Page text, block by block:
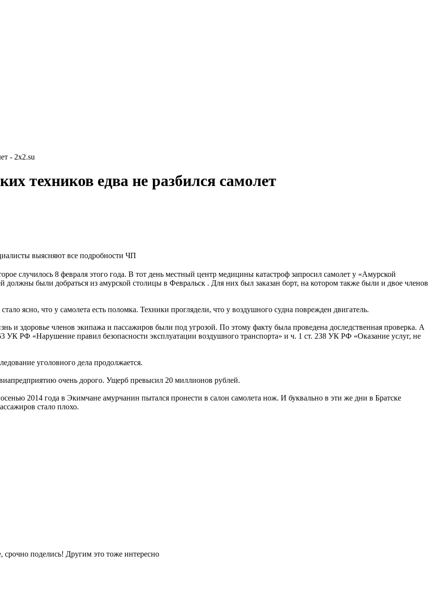
- 2x2.su
техников едва не разбился самолет
выясняют все подробности ЧП
случилось 8 февраля этого года. В тот день местный центр медицины катастроф запросил самолет у «Амурской
были добраться из амурской столицы в Февральск . Для них был заказан борт, на котором также были и двое членов
ясно, что у самолета есть поломка. Техники проглядели, что у воздушного судна поврежден двигатель.
и здоровье членов экипажа и пассажиров были под угрозой. По этому факту была проведена доследственная проверка. А
УК РФ «Нарушение правил безопасности эксплуатации воздушного транспорта» и ч. 1 ст. 238 УК РФ «Оказание услуг, не
уголовного дела продолжается.
очень дорого. Ущерб превысил 20 миллионов рублей.
2014 года в Экимчане амурчанин пытался пронести в салон самолета нож. И буквально в эти же дни в Братске
стало плохо.
поделись! Другим это тоже интересно